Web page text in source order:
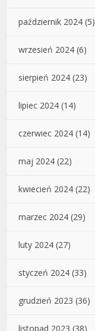
październik 2024 (5)
wrzesień 2024 (6)
sierpień 2024 (23)
lipiec 2024 (14)
czerwiec 2024 (14)
maj 2024 (22)
kwiecień 2024 (22)
marzec 2024 (29)
luty 2024 (27)
styczeń 2024 (33)
grudzień 2023 (36)
listopad 2023 (38)